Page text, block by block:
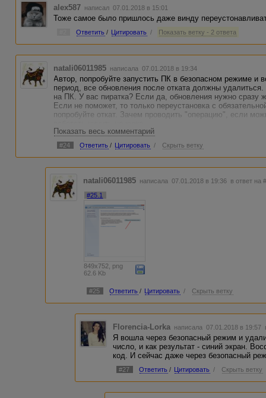
alex587 написал 07.01.2018 в 15:01
Тоже самое было пришлось даже винду
Ответить / Цитировать / Показать ветку - 2 ответа
natali06011985 написала 07.01.2018 в 19:34
Автор, попробуйте запустить ПК в безопасном режиме и
период, все обновления после отката должны
на ПК. У вас пиратка? Если да, обновления нужно сразу
Если не поможет, то только переустановка с
попробуйте откат. Зачем проводить "операцию", если
Показать весь комментарий
#24 Ответить / Цитировать / Скрыть ветку
natali06011985 написала 07.01.2018 в 19:36 в ответ на
#25.1
849x752, png
62.6 Kb
#25 Ответить / Цитировать / Скрыть ветку
Florencia-Lorka написала 07.01.2018 в 19:57
Я вошла через безопасный режим и
число, и как результат - синий экран.
код. И сейчас даже через безопасный
#27 Ответить / Цитировать / Скрыть ветку